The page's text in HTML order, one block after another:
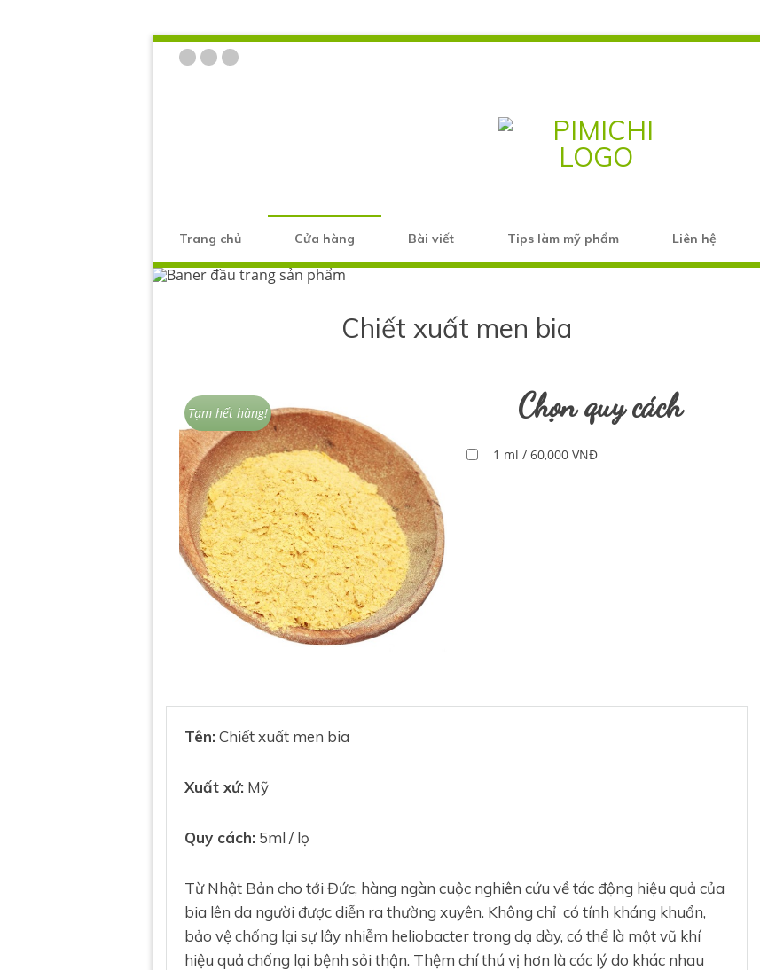
Trang chủ Cửa hàng Bài viết Tips làm mỹ phẩm Liên hệ
Chiết xuất men bia
Tạm hết hàng! Chọn quy cách
1 ml / 60,000 VNĐ
Tên:Chiết xuất men bia
Xuất xứ: Mỹ
Quy cách: 5ml / lọ
Từ Nhật Bản cho tới Đức, hàng ngàn cuộc nghiên cứu về tác động hiệu quả của
bia lên da người được diễn ra thường xuyên. Không chỉ có tính kháng khuẩn,
bảo vệ chống lại sự lây nhiễm heliobacter trong dạ dày, có thể là một vũ khí
hiệu quả chống lại bệnh sỏi thận. Thệm chí thú vị hơn là các lý do khác nhau